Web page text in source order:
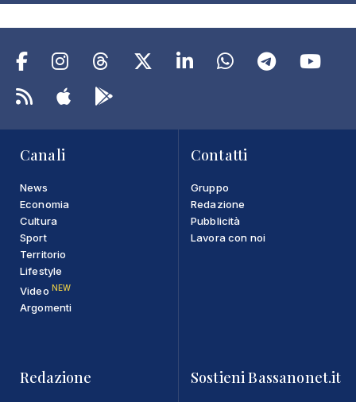
Canali
News
Economia
Cultura
Sport
Territorio
Lifestyle
Video NEW
Argomenti
Contatti
Gruppo
Redazione
Pubblicità
Lavora con noi
Redazione Sostieni Bassanonet.it